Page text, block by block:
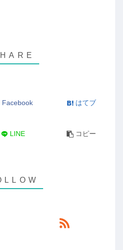
Facebook はてブ
LINE コピー